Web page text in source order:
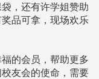
，还有许学姐赞助
品可拿，现场欢乐
的会员，帮助更多
友会的使命，需要